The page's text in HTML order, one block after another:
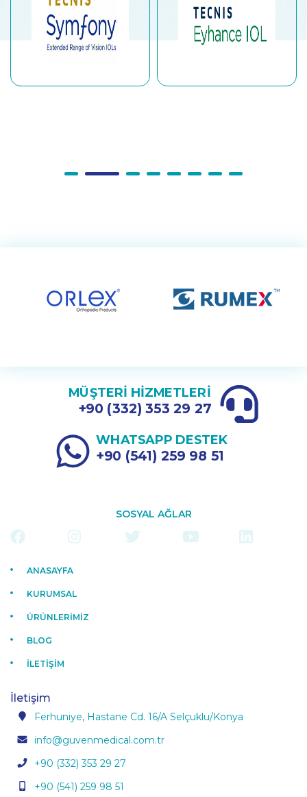
MÜŞTERİ HİZMETLERİ
+90 (332) 353 29 27
WHATSAPP DESTEK
+90 (541) 259 98 51
SOSYAL AĞLAR
ANASAYFA
KURUMSAL
ÜRÜNLERİMİZ
BLOG
İLETİŞİM
İletişim
Ferhuniye, Hastane Cd. 16/A Selçuklu/Konya
info@guvenmedical.com.tr
+90 (332) 353 29 27
+90 (541) 259 98 51